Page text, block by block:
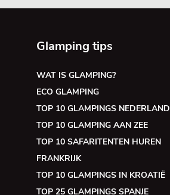
Glamping tips
WAT IS GLAMPING?
ECO GLAMPING
TOP 10 GLAMPINGS NEDERLAND
TOP 10 GLAMPING AAN ZEE
TOP 10 SAFARITENTEN HUREN
FRANKRIJK
TOP 10 GLAMPINGS IN KROATIË
TOP 25 GLAMPINGS SPANJE